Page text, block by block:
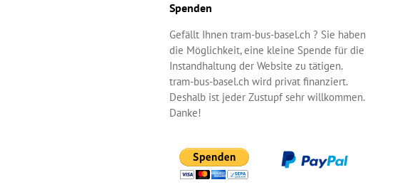
Spenden
Gefällt Ihnen tram-bus-basel.ch ? Sie haben
die Möglichkeit, eine kleine Spende für die
Instandhaltung der Website zu tätigen.
tram-bus-basel.ch wird privat finanziert.
Deshalb ist jeder Zustupf sehr willkommen.
Danke!